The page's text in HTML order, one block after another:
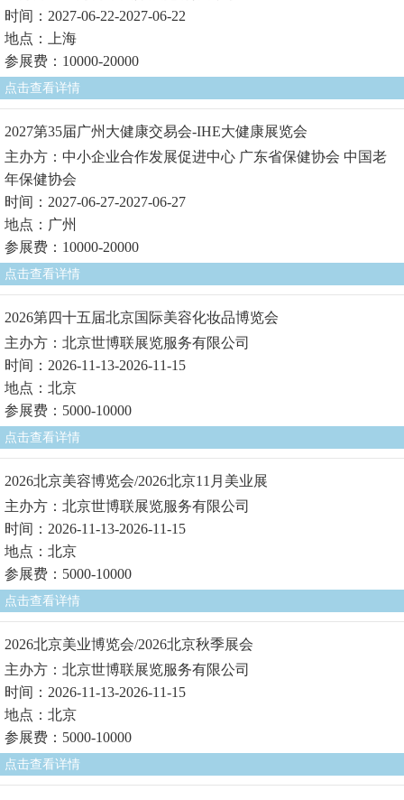
时间：2027-06-22-2027-06-22
地点：上海
参展费：10000-20000
点击查看详情
2027第35届广州大健康交易会-IHE大健康展览会
主办方：中小企业合作发展促进中心 广东省保健协会 中国老
年保健协会
时间：2027-06-27-2027-06-27
地点：广州
参展费：10000-20000
点击查看详情
2026第四十五届北京国际美容化妆品博览会
主办方：北京世博联展览服务有限公司
时间：2026-11-13-2026-11-15
地点：北京
参展费：5000-10000
点击查看详情
2026北京美容博览会/2026北京11月美业展
主办方：北京世博联展览服务有限公司
时间：2026-11-13-2026-11-15
地点：北京
参展费：5000-10000
点击查看详情
2026北京美业博览会/2026北京秋季展会
主办方：北京世博联展览服务有限公司
时间：2026-11-13-2026-11-15
地点：北京
参展费：5000-10000
点击查看详情